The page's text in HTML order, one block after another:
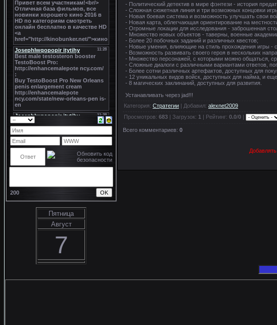
200
Пятница
Август
7
- Политический детектив в мире фэнтези - история
- Сложная сюжетная линия и три возможных концовки
- Новая боевая система и возможность улучшать свои
- Новая карта, облегчающая ориентирование на
- Огромные локации для исследования - заброшенная
- Множество новых объектов - таверны, военные
- Более 20 побочных заданий и различных квестов;
- Новые умения, влияющие на стиль прохождения игры -
- Возможность развивать своего героя в нескольких
- Множество персонажей, с которыми можно общаться,
- Сложные диалоги с различными вариантами ответов,
- Более сотни различных артефактов, доступных для
- 12 уникальных видов войск, доступных для найма, и
- 8 магических заклинаний, доступных для развития.
Устанавливать через jad!!!
Категория: Стратегии | Добавил: alexnet2009
Просмотров: 683 | Загрузок: 1 | Рейтинг: 0.0/0 |
Всего комментариев: 0